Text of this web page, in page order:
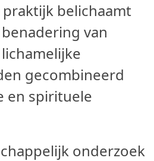
belichaamt
van
gecombineerd
en spirituele
onderzoek